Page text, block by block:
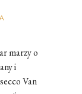
marzy o
i
Van